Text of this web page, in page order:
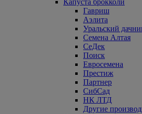
Капуста брокколи
Гавриш
Аэлита
Уральский
Семена Алтая
СеДек
Поиск
Евросемена
Престиж
Партнер
СибСад
НК ЛТД
Другие